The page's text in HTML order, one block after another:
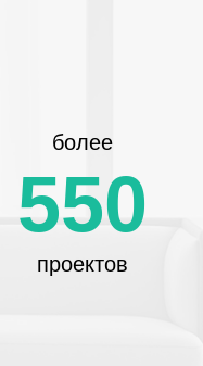
более
550
проектов